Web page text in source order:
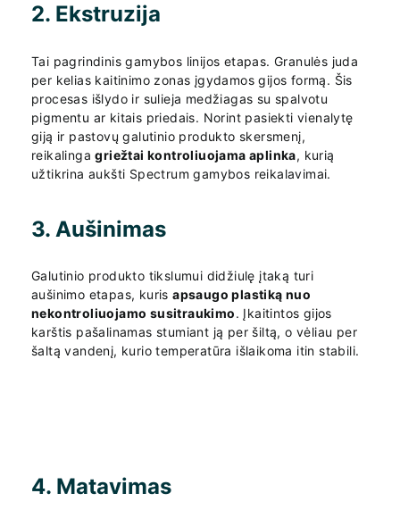
2. Ekstruzija
Tai pagrindinis gamybos linijos etapas. Granulės juda
per kelias kaitinimo zonas įgydamos gijos formą. Šis
procesas išlydo ir sulieja medžiagas su spalvotu
pigmentu ar kitais priedais. Norint pasiekti vienalytę
giją ir pastovų galutinio produkto skersmenį,
reikalingagriežtai kontroliuojama aplinka, kurią
užtikrina aukšti Spectrum gamybos reikalavimai.
3. Aušinimas
Galutinio produkto tikslumui didžiulę įtaką turi
aušinimo etapas, kurisapsaugo plastiką nuo
nekontroliuojamo susitraukimo. Įkaitintos gijos
karštis pašalinamas stumiant ją per šiltą, o vėliau per
šaltą vandenį, kurio temperatūra išlaikoma itin stabili.
4. Matavimas